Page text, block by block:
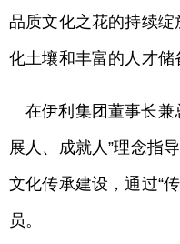
品质文化之花的持续
化土壤和丰富的人才储
在伊利集团董事长兼
展人、成就人”理念指
文化传承建设，通过“
员。